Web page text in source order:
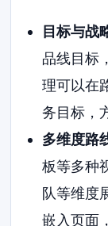
目标与战
品线目标
理可以在
务目标，
多维度路
板等多种
队等维度
嵌入页面